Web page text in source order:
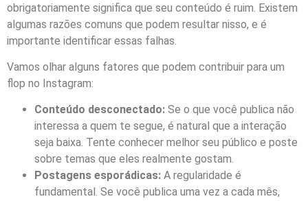
obrigatoriamente significa que seu conteúdo é ruim. Existem
algumas razões comuns que podem resultar nisso, e é
importante identificar essas falhas.
Vamos olhar alguns fatores que podem contribuir para um
flop no Instagram:
Conteúdo desconectado: Se o que você publica não
interessa a quem te segue, é natural que a interação
seja baixa. Tente conhecer melhor seu público e poste
sobre temas que eles realmente gostam.
Postagens esporádicas: A regularidade é
fundamental. Se você publica uma vez a cada mês,